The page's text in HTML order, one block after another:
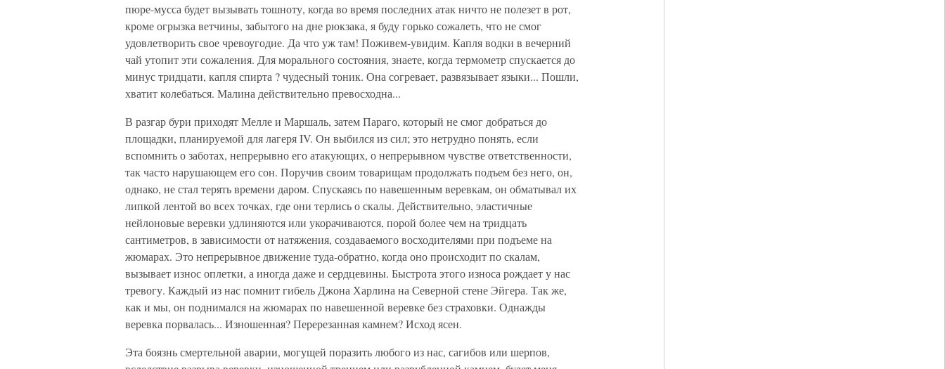
пюре-мусса будет вызывать тошноту, когда во время последних атак ничто не полезет в рот,
кроме огрызка ветчины, забытого на дне рюкзака, я буду горько сожалеть, что не смог
удовлетворить свое чревоугодие. Да что уж там! Поживем-увидим. Капля водки в вечерний
чай утопит эти сожаления. Для морального состояния, знаете, когда термометр спускается до
минус тридцати, капля спирта ? чудесный тоник. Она согревает, развязывает языки... Пошли,
хватит колебаться. Малина действительно превосходна...
В разгар бури приходят Мелле и Маршаль, затем Параго, который не смог добраться до
площадки, планируемой для лагеря IV. Он выбился из сил; это нетрудно понять, если
вспомнить о заботах, непрерывно его атакующих, о непрерывном чувстве ответственности,
так часто нарушающем его сон. Поручив своим товарищам продолжать подъем без него, он,
однако, не стал терять времени даром. Спускаясь по навешенным веревкам, он обматывал их
липкой лентой во всех точках, где они терлись о скалы. Действительно, эластичные
нейлоновые веревки удлиняются или укорачиваются, порой более чем на тридцать
сантиметров, в зависимости от натяжения, создаваемого восходителями при подъеме на
жюмарах. Это непрерывное движение туда-обратно, когда оно происходит по скалам,
вызывает износ оплетки, а иногда даже и сердцевины. Быстрота этого износа рождает у нас
тревогу. Каждый из нас помнит гибель Джона Харлина на Северной стене Эйгера. Так же,
как и мы, он поднимался на жюмарах по навешенной веревке без страховки. Однажды
веревка порвалась... Изношенная? Перерезанная камнем? Исход ясен.
Эта боязнь смертельной аварии, могущей поразить любого из нас, сагибов или шерпов,